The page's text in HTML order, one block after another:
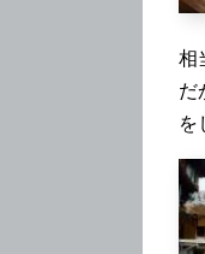
相
だ
を